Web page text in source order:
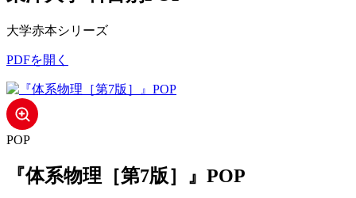
大学赤本シリーズ
PDFを開く
POP
『体系物理［第7版］』POP